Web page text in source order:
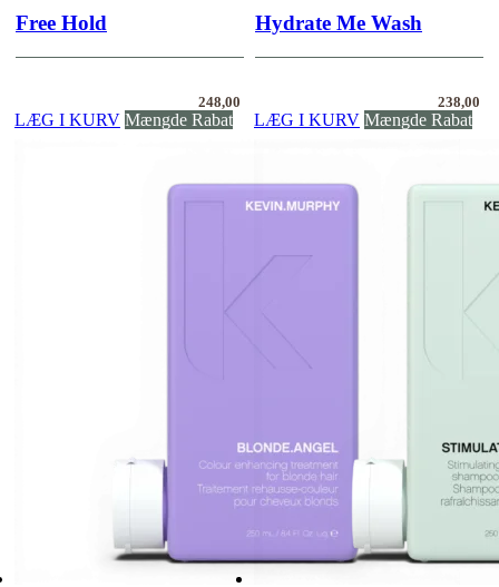
Free Hold
248,00
LÆG I KURV Mængde Rabat
Hydrate Me Wash
238,00
LÆG I KURV Mængde Rabat